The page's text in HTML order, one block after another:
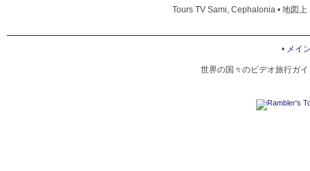
Tours TV Sami, Cephalonia • 地図
• メイ
世界の国々のビデオ旅行ガ